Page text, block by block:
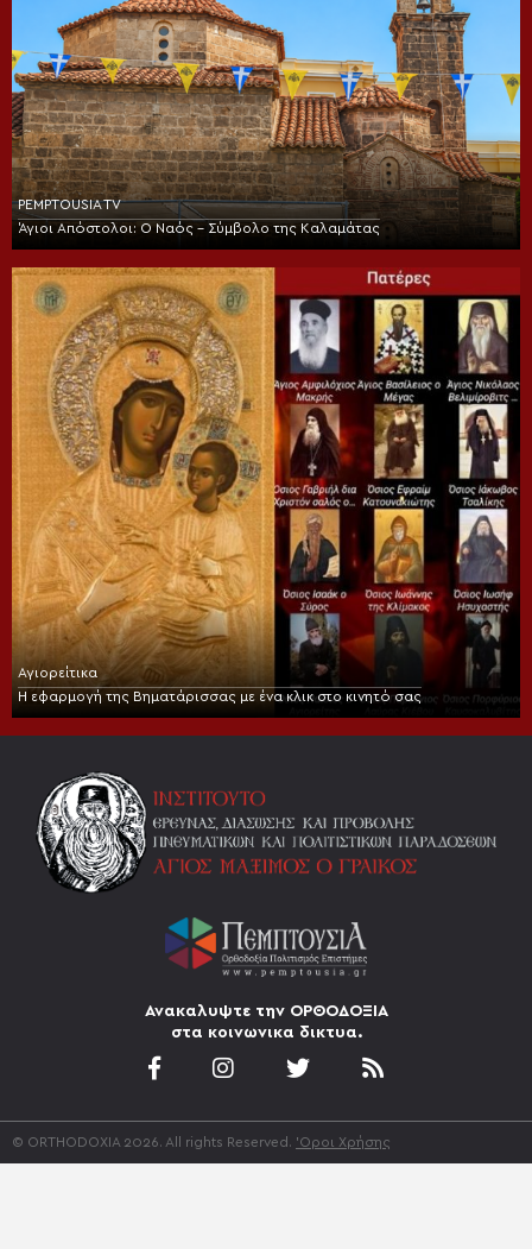
PEMPTOUSIA TV
Άγιοι Απόστολοι: Ο Ναός – Σύμβολο της Καλαμάτας
Αγιορείτικα
Η εφαρμογή της Βηματάρισσας με ένα κλικ στο κινητό σας
Ανακαλυψτε την ΟΡΘΟΔΟΞΙΑ
στα κοινωνικα δικτυα.
© ORTHODOXIA 2026. All rights Reserved. 'Οροι Χρήσης